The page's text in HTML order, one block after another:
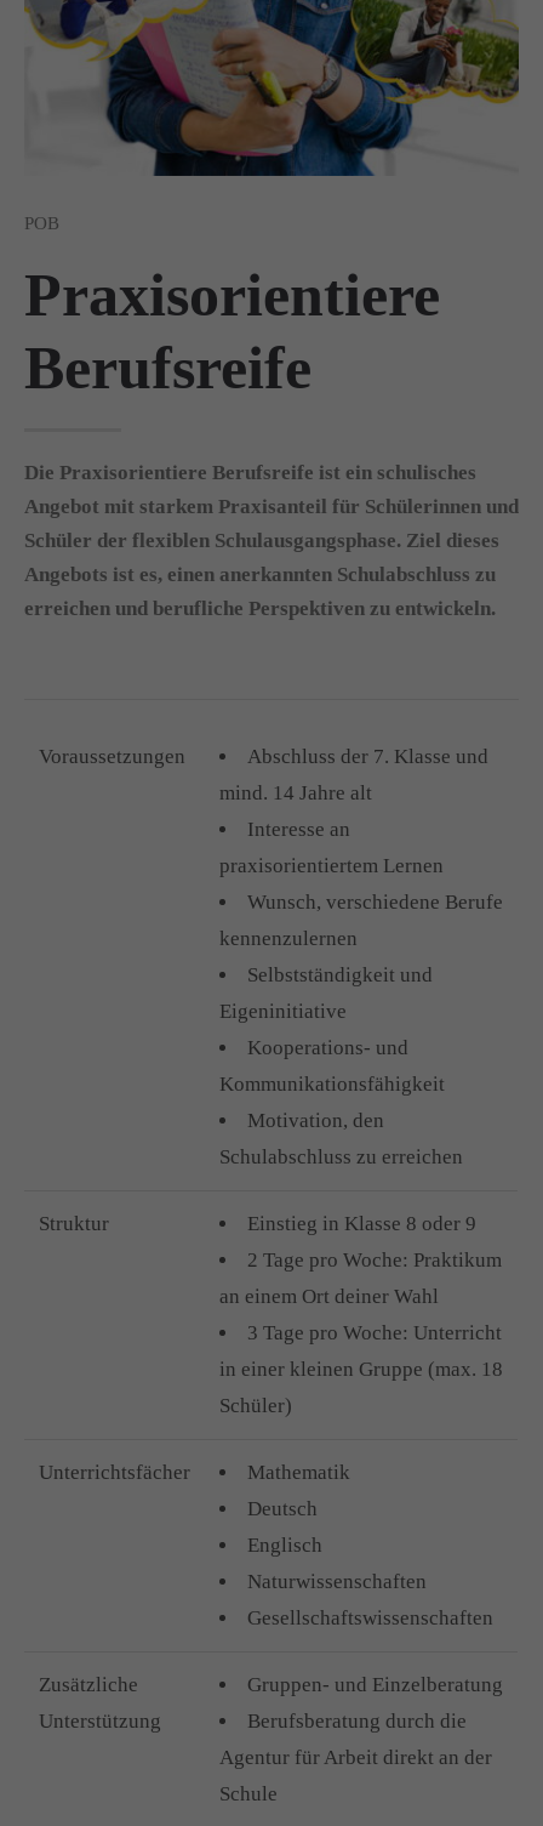
POB
Praxisorientiere
Berufsreife
Die Praxisorientiere Berufsreife ist ein schulisches
Angebot mit starkem Praxisanteil für Schülerinnen und
Schüler der flexiblen Schulausgangsphase. Ziel dieses
Angebots ist es, einen anerkannten Schulabschluss zu
erreichen und berufliche Perspektiven zu entwickeln.
Voraussetzungen
Abschluss der 7. Klasse und
mind. 14 Jahre alt
Interesse an
praxisorientiertem Lernen
Wunsch, verschiedene Berufe
kennenzulernen
Selbstständigkeit und
Eigeninitiative
Kooperations- und
Kommunikationsfähigkeit
Motivation, den
Schulabschluss zu erreichen
Struktur
Einstieg in Klasse 8 oder 9
2 Tage pro Woche: Praktikum
an einem Ort deiner Wahl
3 Tage pro Woche: Unterricht
in einer kleinen Gruppe (max. 18
Schüler)
Unterrichtsfächer
Mathematik
Deutsch
Englisch
Naturwissenschaften
Gesellschaftswissenschaften
Zusätzliche
Unterstützung
Gruppen- und Einzelberatung
Berufsberatung durch die
Agentur für Arbeit direkt an der
Schule